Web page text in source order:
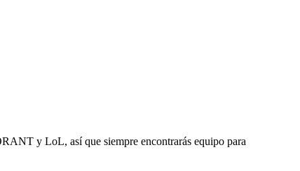
y LoL, así que siempre encontrarás equipo para